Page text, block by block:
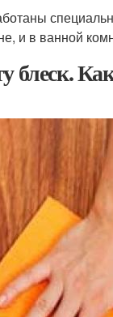
и в ванной